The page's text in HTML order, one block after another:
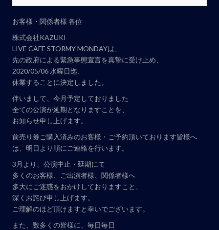
イ
ベ
ン
ト
ナ
ビ
ゲ
ー
シ
ョ
ン
お客様・関係者様 各位
株式会社KAZUKI
LIVE CAFE STORMY MONDAYは、
先の政府による緊急事態宣言を真摯に受け止め、
2020/05/06 水曜日迄、
休業することに決定しました。
伴いまして、今月予定しておりました
全ての公演が延期となりますことを、
お知らせ申し上げます。
前売り券ご購入済みのお客様・ご予約頂いております皆様へ
は、明日より順にご連絡を行います。
3月より、公演中止・延期にて
多くのお客様、ご出演者様、関係者様へ
多大にご迷惑をおかけしておりますこと、
深くお詫び申し上げます。
ご理解のほど頂けますと幸いでございます。
また、数多くの皆様に、毎日毎日